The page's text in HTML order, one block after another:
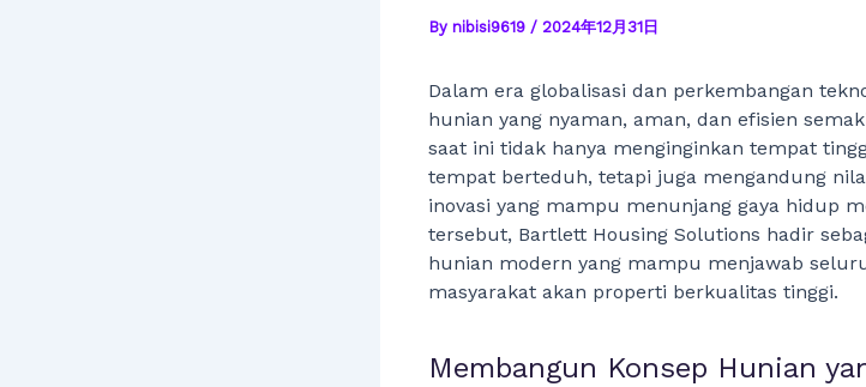
By nibisi9619 / 2024年12月31日
Dalam era globalisasi dan perkembangan
hunian yang nyaman, aman, dan efisien
saat ini tidak hanya menginginkan tempat
tempat berteduh, tetapi juga mengandung
inovasi yang mampu menunjang gaya hidup
tersebut, Bartlett Housing Solutions hadir
hunian modern yang mampu menjawab
masyarakat akan properti berkualitas tinggi.
Membangun Konsep Hunian